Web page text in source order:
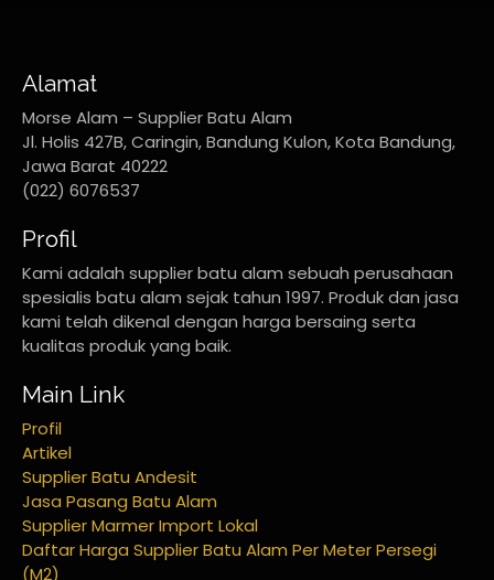
Alamat
Morse Alam – Supplier Batu Alam
Jl. Holis 427B, Caringin, Bandung Kulon, Kota Bandung,
Jawa Barat 40222
(022) 6076537
Profil
Kami adalah supplier batu alam sebuah perusahaan
spesialis batu alam sejak tahun 1997. Produk dan jasa
kami telah dikenal dengan harga bersaing serta
kualitas produk yang baik.
Main Link
Profil
Artikel
Supplier Batu Andesit
Jasa Pasang Batu Alam
Supplier Marmer Import Lokal
Daftar Harga Supplier Batu Alam Per Meter Persegi
(M2)